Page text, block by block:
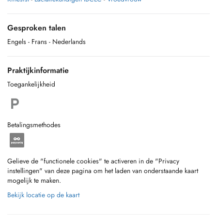
Gesproken talen
Engels - Frans - Nederlands
Praktijkinformatie
Toegankelijkheid
Betalingsmethodes
Gelieve de "functionele cookies" te activeren in de "Privacy
instellingen" van deze pagina om het laden van onderstaande kaart
mogelijk te maken.
Bekijk locatie op de kaart